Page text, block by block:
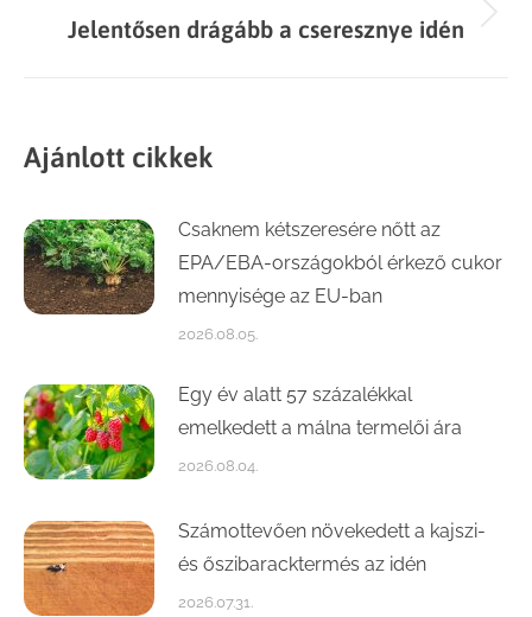
Next
Jelentősen drágább a cseresznye idén
Ajánlott cikkek
Csaknem kétszeresére nőtt az
EPA/EBA-országokból érkező cukor
mennyisége az EU-ban
2026.08.05.
Egy év alatt 57 százalékkal
emelkedett a málna termelői ára
2026.08.04.
Számottevően növekedett a kajszi-
és őszibaracktermés az idén
2026.07.31.